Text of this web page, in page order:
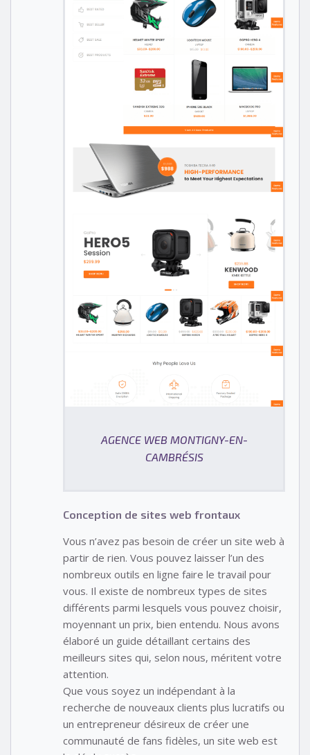
AGENCE WEB MONTIGNY-EN-
CAMBRÉSIS
Conception de sites web frontaux
Vous n’avez pas besoin de créer un site web à
partir de rien. Vous pouvez laisser l’un des
nombreux outils en ligne faire le travail pour
vous. Il existe de nombreux types de sites
différents parmi lesquels vous pouvez choisir,
moyennant un prix, bien entendu. Nous avons
élaboré un guide détaillant certains des
meilleurs sites qui, selon nous, méritent votre
attention.
Que vous soyez un indépendant à la
recherche de nouveaux clients plus lucratifs ou
un entrepreneur désireux de créer une
communauté de fans fidèles, un site web est